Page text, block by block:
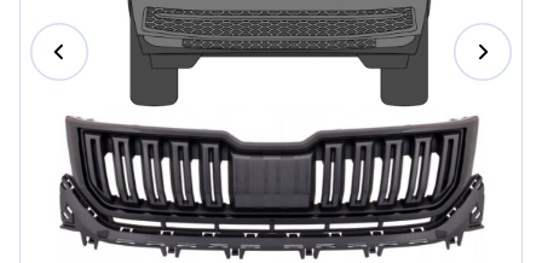
Magyar
Lietuvių
Português
Slovenian
Latvian
Slovenčina